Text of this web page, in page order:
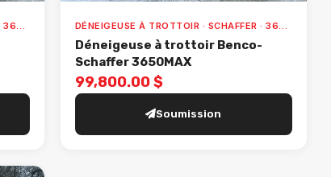
Déneigeuse à trottoir Benco-
Schaffer 3650MAX
99,800.00 $
Soumission